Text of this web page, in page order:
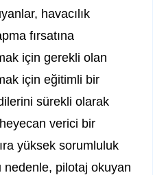
havacılık
fırsatına
için gerekli olan
için eğitimli bir
sürekli olarak
verici bir
yüksek sorumluluk
nedenle, pilotaj okuyan